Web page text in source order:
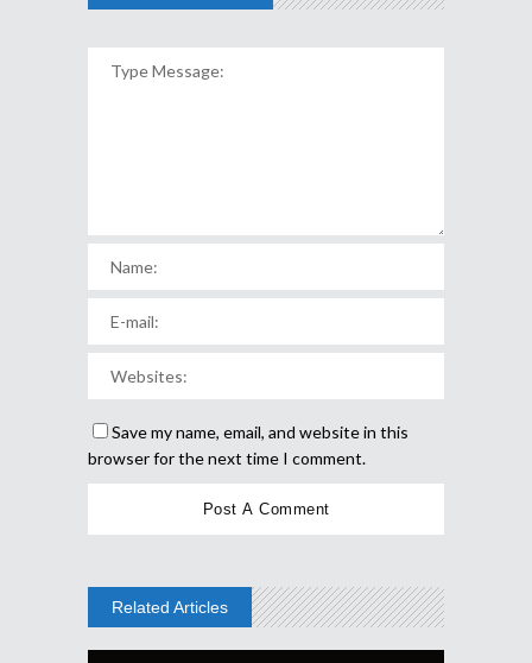
Save my name, email, and website in this
browser for the next time I comment.
Related Articles